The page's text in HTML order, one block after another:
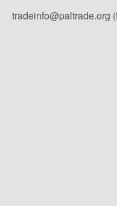
tradeinfo@paltrade.org